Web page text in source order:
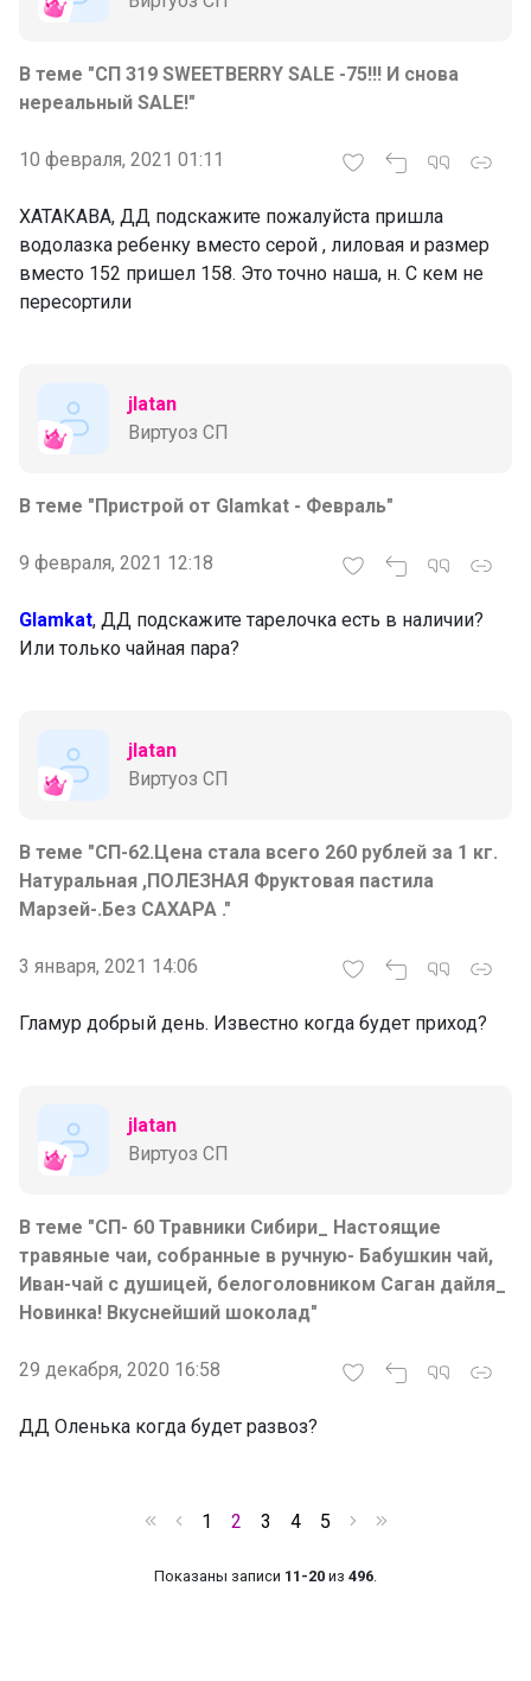
В теме "СП 319 SWEETBERRY SALE -75!!! И снова
нереальный SALE!"
10 февраля, 2021 01:11
ХАТАКАВА, ДД подскажите пожалуйста пришла
водолазка ребенку вместо серой , лиловая и размер
вместо 152 пришел 158. Это точно наша, н. С кем не
пересортили
jlatan
Виртуоз СП
В теме "Пристрой от Glamkat - Февраль"
9 февраля, 2021 12:18
Glamkat, ДД подскажите тарелочка есть в наличии?
Или только чайная пара?
jlatan
Виртуоз СП
В теме "СП-62.Цена стала всего 260 рублей за 1 кг.
Натуральная ,ПОЛЕЗНАЯ Фруктовая пастила
Марзей-.Без САХАРА ."
3 января, 2021 14:06
Гламур добрый день. Известно когда будет приход?
jlatan
Виртуоз СП
В теме "СП- 60 Травники Сибири_ Настоящие
травяные чаи, собранные в ручную- Бабушкин чай,
Иван-чай с душицей, белоголовником Саган дайля_
Новинка! Вкуснейший шоколад"
29 декабря, 2020 16:58
ДД Оленька когда будет развоз?
1 2 3 4 5
Показаны записи 11-20 из 496